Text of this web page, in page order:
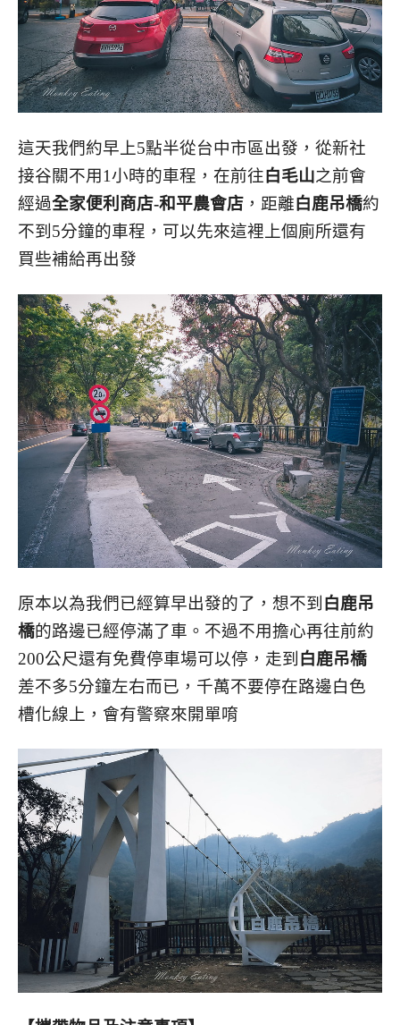
這天我們約早上5點半從台中市區出發，從新社
接谷關不用1小時的車程，在前往白毛山之前會
經過全家便利商店-和平農會店 ，距離白鹿吊橋約
不到5分鐘的車程，可以先來這裡上個廁所還有
買些補給再出發
原本以為我們已經算早出發的了，想不到 白鹿吊
橋的路邊已經停滿了車。不過不用擔心再往前約
200公尺還有免費停車場可以停，走到 白鹿吊橋
差不多5分鐘左右而已，千萬不要停在路邊白色
槽化線上，會有警察來開單唷